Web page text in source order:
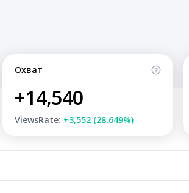
Охват
+14,540
ViewsRate: +3,552 (28.649%)